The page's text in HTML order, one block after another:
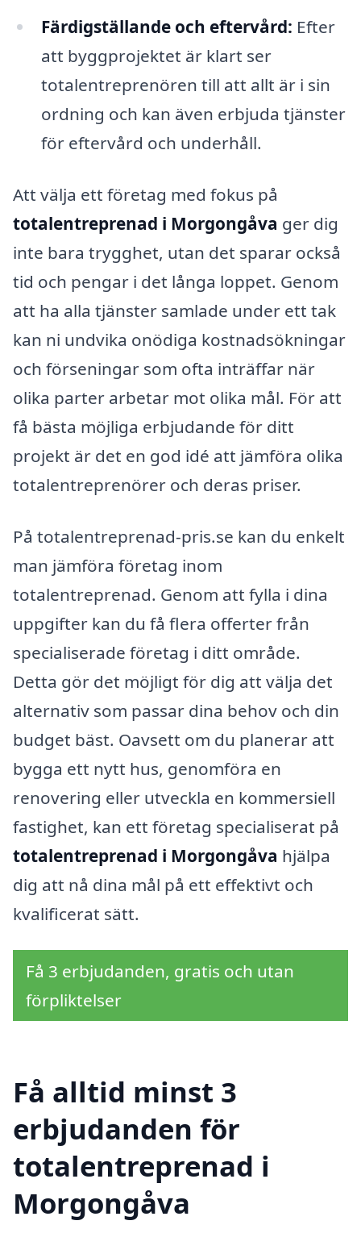
Färdigställande och eftervård: Efter
att byggprojektet är klart ser
totalentreprenören till att allt är i sin
ordning och kan även erbjuda tjänster
för eftervård och underhåll.
Att välja ett företag med fokus på
totalentreprenad i Morgongåva ger dig
inte bara trygghet, utan det sparar också
tid och pengar i det långa loppet. Genom
att ha alla tjänster samlade under ett tak
kan ni undvika onödiga kostnadsökningar
och förseningar som ofta inträffar när
olika parter arbetar mot olika mål. För att
få bästa möjliga erbjudande för ditt
projekt är det en god idé att jämföra olika
totalentreprenörer och deras priser.
På totalentreprenad-pris.se kan du enkelt
man jämföra företag inom
totalentreprenad. Genom att fylla i dina
uppgifter kan du få flera offerter från
specialiserade företag i ditt område.
Detta gör det möjligt för dig att välja det
alternativ som passar dina behov och din
budget bäst. Oavsett om du planerar att
bygga ett nytt hus, genomföra en
renovering eller utveckla en kommersiell
fastighet, kan ett företag specialiserat på
totalentreprenad i Morgongåva hjälpa
dig att nå dina mål på ett effektivt och
kvalificerat sätt.
Få 3 erbjudanden, gratis och utan
förpliktelser
Få alltid minst 3
erbjudanden för
totalentreprenad i
Morgongåva